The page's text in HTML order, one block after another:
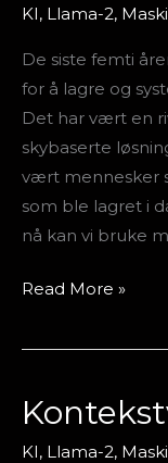
KI, Llama-2,
De siste femti
for å lagre og
Det har vært en
skybaserte
vært mennesker
som ble lagret i
nå kan vi bruke
KI-
for
norsk
historie
Read More »
KI, Llama-2,
Kontekstvinduer